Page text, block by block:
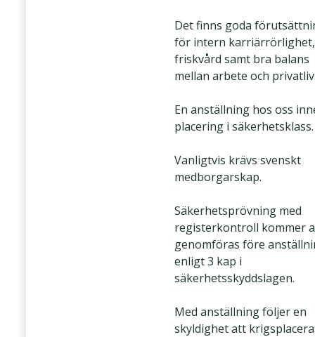
Det finns goda
för intern karriärrörlighet,
friskvård samt bra balans
mellan arbete och
En anställning hos oss
placering i säkerhetsklass.
Vanligtvis krävs svenskt
medborgarskap.
Säkerhetsprövning med
registerkontroll kommer
genomföras före
enligt 3 kap i
säkerhetsskyddslagen.
Med anställning följer en
skyldighet att